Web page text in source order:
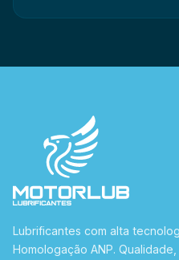
Lubrificantes com alta
Homologação ANP.